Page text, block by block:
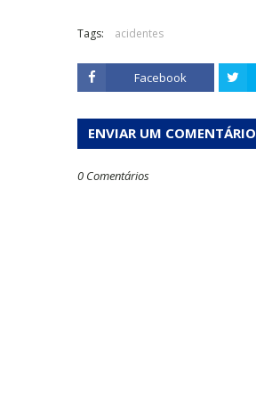
Tags: acidentes
Facebook
ENVIAR UM COMENTÁRIO
0 Comentários